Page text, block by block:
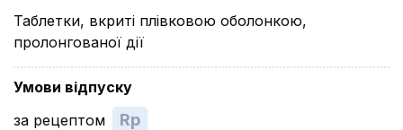
Таблетки, вкриті плівковою оболонкою,
пролонгованої дії
Умови відпуску
за рецептом
Rp